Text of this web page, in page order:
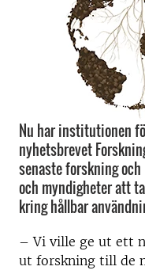
Nu har institutionen
nyhetsbrevet
senaste forskning
och myndigheter att
kring hållbar
– Vi ville ge ut ett
ut forskning till de